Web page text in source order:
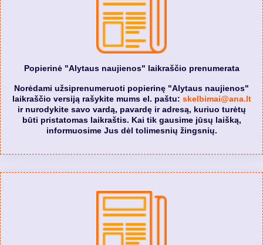
Popierinė "Alytaus naujienos" laikraščio prenumerata
Norėdami užsiprenumeruoti popierinę "Alytaus naujienos"
laikraščio versiją rašykite mums el. paštu: skelbimai@ana.lt
ir nurodykite savo vardą, pavardę ir adresą, kuriuo turėtų
būti pristatomas laikraštis. Kai tik gausime jūsų laišką,
informuosime Jus dėl tolimesnių žingsnių.